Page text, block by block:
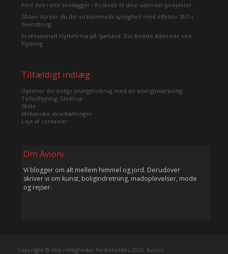
Find den rette brolægger i Roskilde til dine udendørsprojekter
Sådan styrker du din virksomheds synlighed med effektiv SEO i
Svendborg
Professionelt Flyttefirma på Sjælland: Din Bedste Allierede ved
Flytning
Tilfældigt indlæg
Optimer din boligs energiforbrug med en energimærkning
Teltudlejning Glostrup
Skilte
Mekaniske akseltætninger
Leje af container
Om Avioni
Vi blogger om alt mellem himmel og jord. Derudover
skriver vi om kunst, boligindretning, madoplevelser, mode
og rejser.
Copyright © Alle rettigheder forbeholdes 2026. Avioni